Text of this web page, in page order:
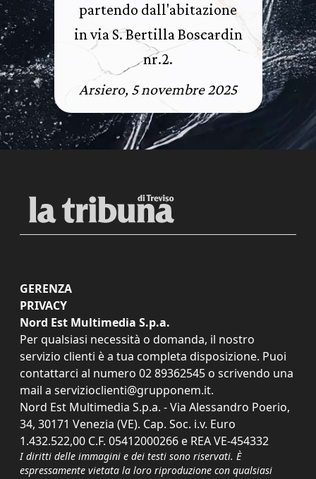
partendo dall'abitazione
in via S. Bertilla Boscardin
nr.2.
Arsiero, 5 novembre 2025
GERENZA
PRIVACY
Nord Est Multimedia S.p.a.
Per qualsiasi necessità o domanda, il nostro
servizio clienti è a tua completa disposizione. Puoi
contattarci al numero 02 89362545 o scrivendo una
mail a servizioclienti@grupponem.it.
Nord Est Multimedia S.p.a. - Via Alessandro Poerio,
34, 30171 Venezia (VE). Cap. Soc. i.v. Euro
1.432.522,00 C.F. 05412000266 e REA VE-454332
I diritti delle immagini e dei testi sono riservati. È
espressamente vietata la loro riproduzione con qualsiasi